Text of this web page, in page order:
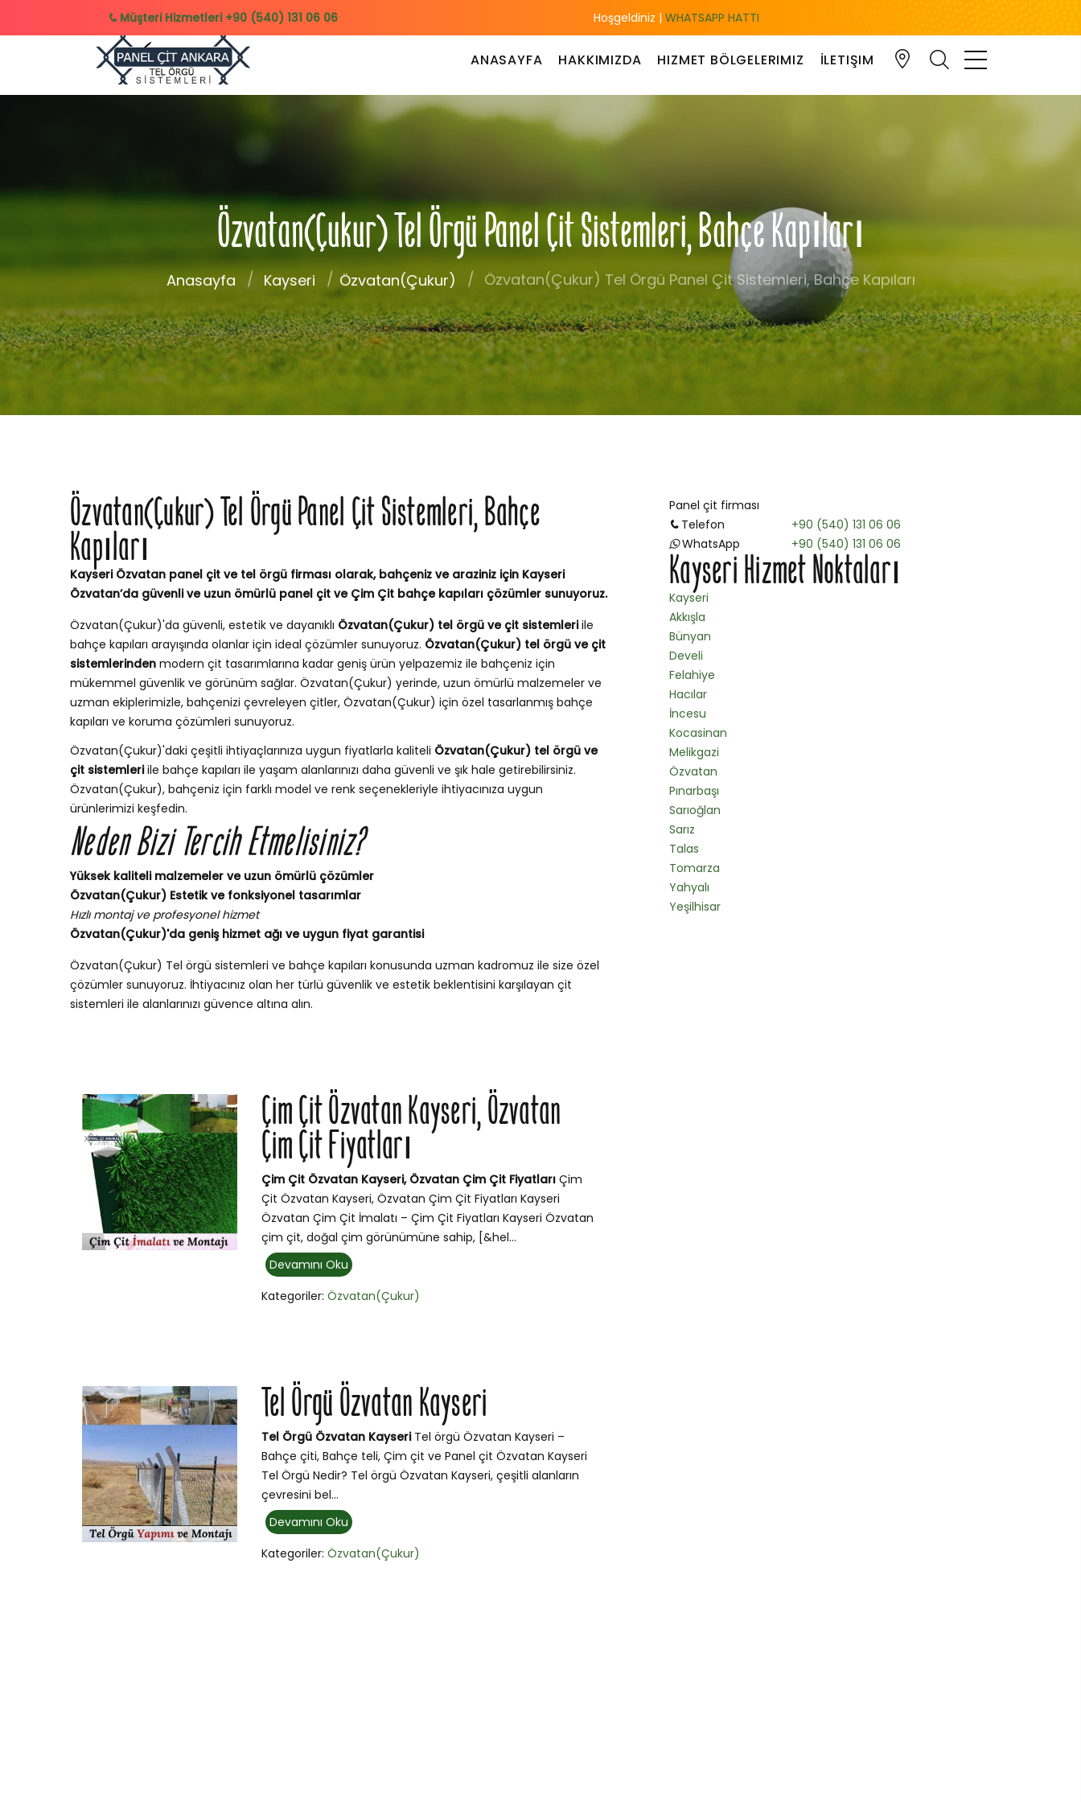
Müşteri Hizmetleri +90 (540) 131 06 06 Hoşgeldiniz | WHATSAPP HATTI
ANASAYFA HAKKIMIZDA HIZMET BÖLGELERIMIZ İLETIŞIM
Özvatan(Çukur) Tel Örgü Panel Çit Sistemleri, Bahçe Kapıları
Anasayfa Kayseri Özvatan(Çukur) Özvatan(Çukur) Tel Örgü Panel Çit Sistemleri, Bahçe Kapıları
Panel çit firması
Telefon
+90 (540) 131 06 06
WhatsApp
+90 (540) 131 06 06
Kayseri Hizmet Noktaları
Kayseri
Akkışla
Bünyan
Develi
Felahiye
Hacılar
İncesu
Kocasinan
Melikgazi
Özvatan
Pınarbaşı
Sarıoğlan
Sarız
Talas
Tomarza
Yahyalı
Yeşilhisar
Özvatan(Çukur) Tel Örgü Panel Çit Sistemleri, Bahçe
Kapıları
Kayseri Özvatan panel çit ve tel örgü firması olarak, bahçeniz ve araziniz için Kayseri
Özvatan’da güvenli ve uzun ömürlü panel çit ve Çim Çit bahçe kapıları çözümler sunuyoruz.
Özvatan(Çukur)'da güvenli, estetik ve dayanıklı Özvatan(Çukur) tel örgü ve çit sistemleriile
bahçe kapıları arayışında olanlar için ideal çözümler sunuyoruz. Özvatan(Çukur) tel örgü ve çit
sistemlerinden modern çit tasarımlarına kadar geniş ürün yelpazemiz ile bahçeniz için
mükemmel güvenlik ve görünüm sağlar. Özvatan(Çukur) yerinde, uzun ömürlü malzemeler ve
uzman ekiplerimizle, bahçenizi çevreleyen çitler, Özvatan(Çukur) için özel tasarlanmış bahçe
kapıları ve koruma çözümleri sunuyoruz.
Özvatan(Çukur)'daki çeşitli ihtiyaçlarınıza uygun fiyatlarla kaliteli Özvatan(Çukur) tel örgü ve
çit sistemleriile bahçe kapıları ile yaşam alanlarınızı daha güvenli ve şık hale getirebilirsiniz.
Özvatan(Çukur), bahçeniz için farklı model ve renk seçenekleriyle ihtiyacınıza uygun
ürünlerimizi keşfedin.
Neden Bizi Tercih Etmelisiniz?
Yüksek kaliteli malzemeler ve uzun ömürlü çözümler
Özvatan(Çukur) Estetik ve fonksiyonel tasarımlar
Hızlı montaj ve profesyonel hizmet
Özvatan(Çukur)'da geniş hizmet ağı ve uygun fiyat garantisi
Özvatan(Çukur) Tel örgü sistemleri ve bahçe kapıları konusunda uzman kadromuz ile size özel
çözümler sunuyoruz. İhtiyacınız olan her türlü güvenlik ve estetik beklentisini karşılayan çit
sistemleri ile alanlarınızı güvence altına alın.
Çim Çit Özvatan Kayseri, Özvatan
Çim Çit Fiyatları
Çim Çit Özvatan Kayseri, Özvatan Çim Çit Fiyatları Çim
Çit Özvatan Kayseri, Özvatan Çim Çit Fiyatları Kayseri
Özvatan Çim Çit İmalatı – Çim Çit Fiyatları Kayseri Özvatan
çim çit, doğal çim görünümüne sahip, [&hel...
Devamını Oku
Kategoriler:Özvatan(Çukur)
Tel Örgü Özvatan Kayseri
Tel Örgü Özvatan KayseriTel örgü Özvatan Kayseri –
Bahçe çiti, Bahçe teli, Çim çit ve Panel çit Özvatan Kayseri
Tel Örgü Nedir? Tel örgü Özvatan Kayseri, çeşitli alanların
çevresini bel...
Devamını Oku
Kategoriler:Özvatan(Çukur)